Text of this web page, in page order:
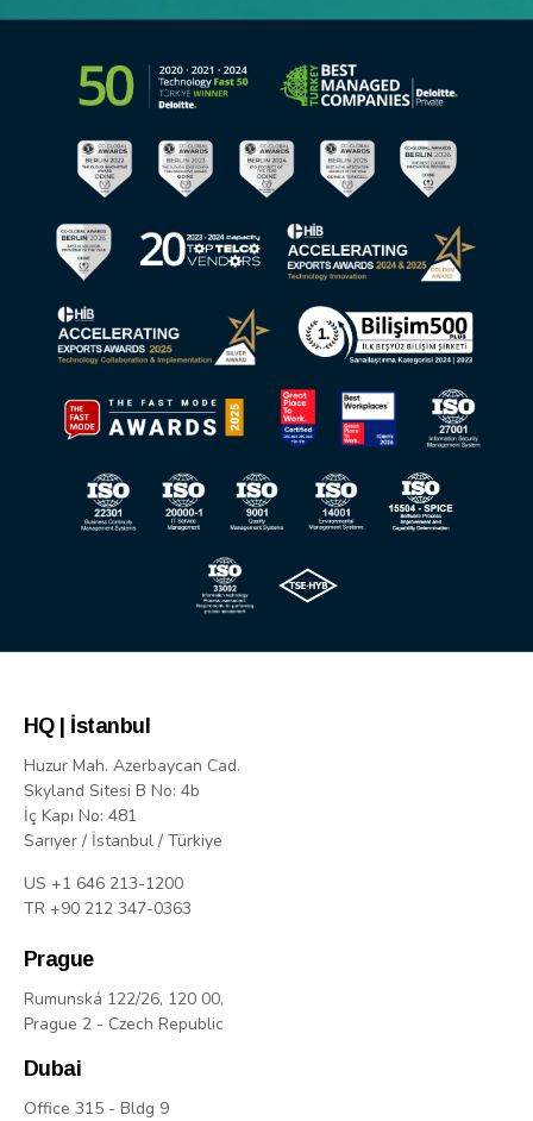
HQ | İstanbul
Huzur Mah. Azerbaycan Cad.
Skyland Sitesi B No: 4b
İç Kapı No: 481
Sarıyer / İstanbul / Türkiye
US +1 646 213-1200
TR +90 212 347-0363
Prague
Rumunská 122/26, 120 00,
Prague 2 - Czech Republic
Dubai
Office 315 - Bldg 9